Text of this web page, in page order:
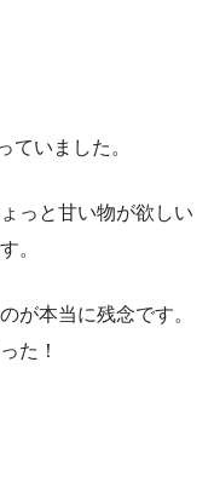
ていました。
っと甘い物が欲しい
。
が本当に残念です。
た！